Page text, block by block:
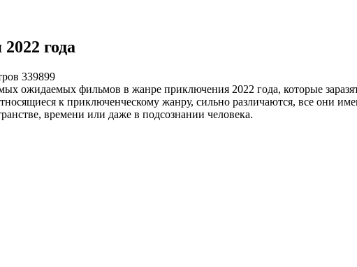
года
339899
ожидаемых фильмов в жанре приключения 2022 года, которые
к приключенческому жанру, сильно различаются, все они
времени или даже в подсознании человека.